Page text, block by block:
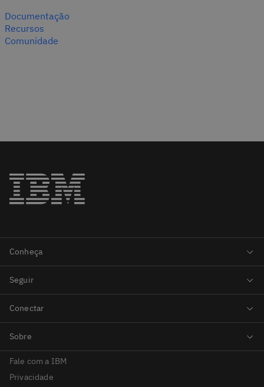
Documentação
Recursos
Comunidade
Fale com a IBM
Privacidade